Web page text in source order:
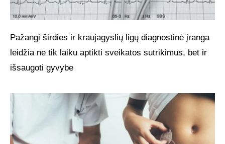
Pažangi širdies ir kraujagyslių ligų diagnostinė įranga
leidžia ne tik laiku aptikti sveikatos sutrikimus, bet ir
išsaugoti gyvybe